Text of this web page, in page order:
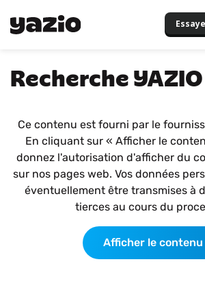
Recherche YAZIO
Ce contenu est fourni par le
En cliquant sur « Afficher le
donnez l'autorisation d'afficher du
sur nos pages web. Vos données
éventuellement être transmises à
tierces au cours du
Afficher le contenu